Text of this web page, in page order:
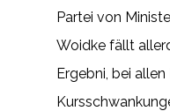
Partei von
Woidke fällt
Ergebni, bei allen